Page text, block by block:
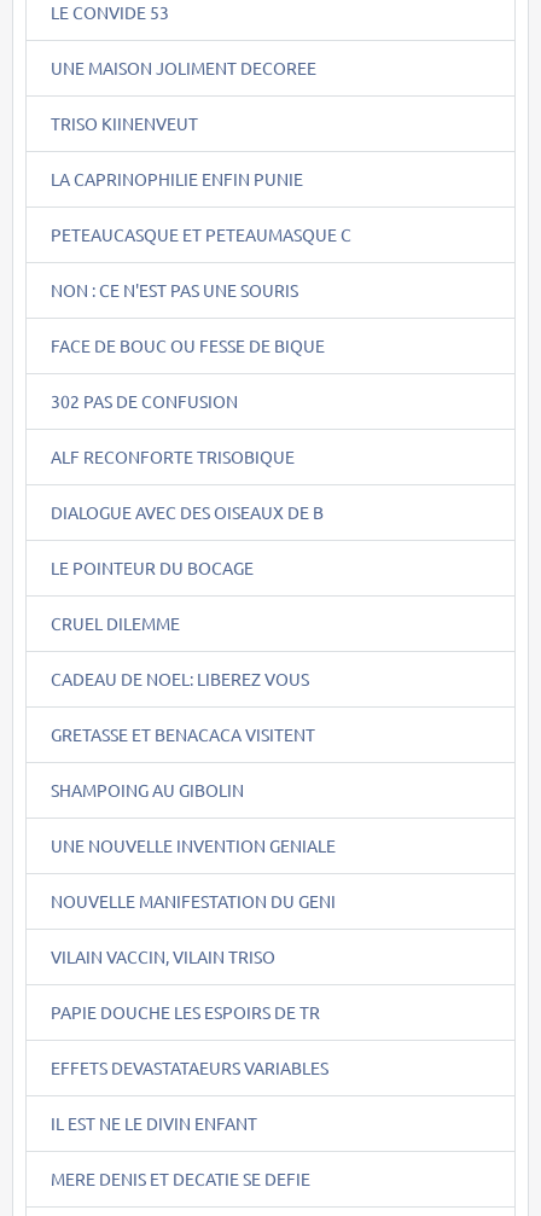
LE CONVIDE 53
UNE MAISON JOLIMENT DECOREE
TRISO KIINENVEUT
LA CAPRINOPHILIE ENFIN PUNIE
PETEAUCASQUE ET PETEAUMASQUE C
NON : CE N'EST PAS UNE SOURIS
FACE DE BOUC OU FESSE DE BIQUE
302 PAS DE CONFUSION
ALF RECONFORTE TRISOBIQUE
DIALOGUE AVEC DES OISEAUX DE B
LE POINTEUR DU BOCAGE
CRUEL DILEMME
CADEAU DE NOEL: LIBEREZ VOUS
GRETASSE ET BENACACA VISITENT
SHAMPOING AU GIBOLIN
UNE NOUVELLE INVENTION GENIALE
NOUVELLE MANIFESTATION DU GENI
VILAIN VACCIN, VILAIN TRISO
PAPIE DOUCHE LES ESPOIRS DE TR
EFFETS DEVASTATAEURS VARIABLES
IL EST NE LE DIVIN ENFANT
MERE DENIS ET DECATIE SE DEFIE